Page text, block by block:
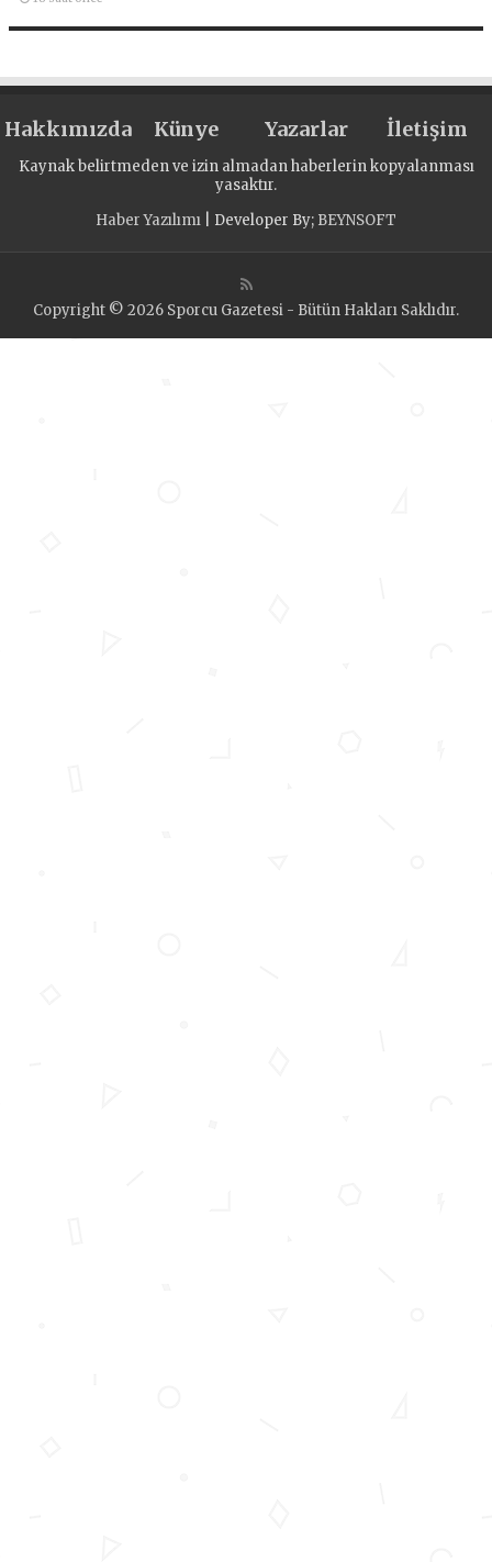
Hakkımızda Künye Yazarlar İletişim
Kaynak belirtmeden ve izin almadan haberlerin kopyalanması
yasaktır.
Haber Yazılımı | Developer By; BEYNSOFT
Copyright © 2026 Sporcu Gazetesi - Bütün Hakları Saklıdır.